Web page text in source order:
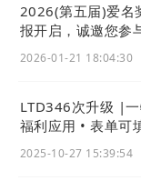
2026(第五届)爱名
报开启，诚邀您参
2026-01-21 18:04:30
LTD346次升级 |
福利应用 • 表单可
2025-10-27 15:39:54